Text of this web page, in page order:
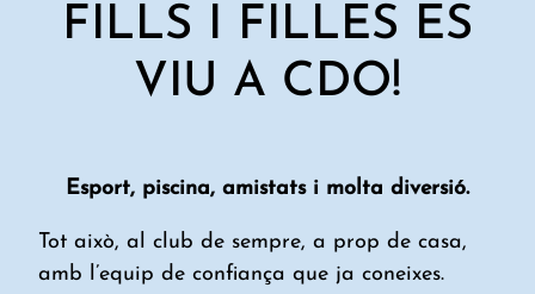
FILLS I FILLES ES
VIU A CDO!
Esport, piscina, amistats i molta diversió.
Tot això, al club de sempre, a prop de casa,
amb l’equip de confiança que ja coneixes.